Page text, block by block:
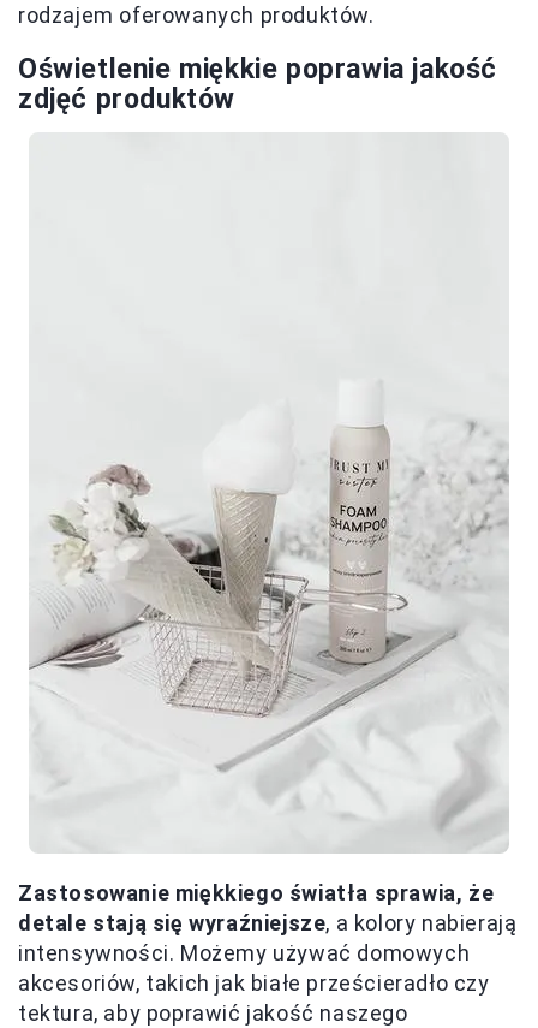
rodzajem oferowanych produktów.
Oświetlenie miękkie poprawia jakość
zdjęć produktów
Zastosowanie miękkiego światła sprawia, że
detale stają się wyraźniejsze, a kolory nabierają
intensywności. Możemy używać domowych
akcesoriów, takich jak białe prześcieradło czy
tektura, aby poprawić jakość naszego